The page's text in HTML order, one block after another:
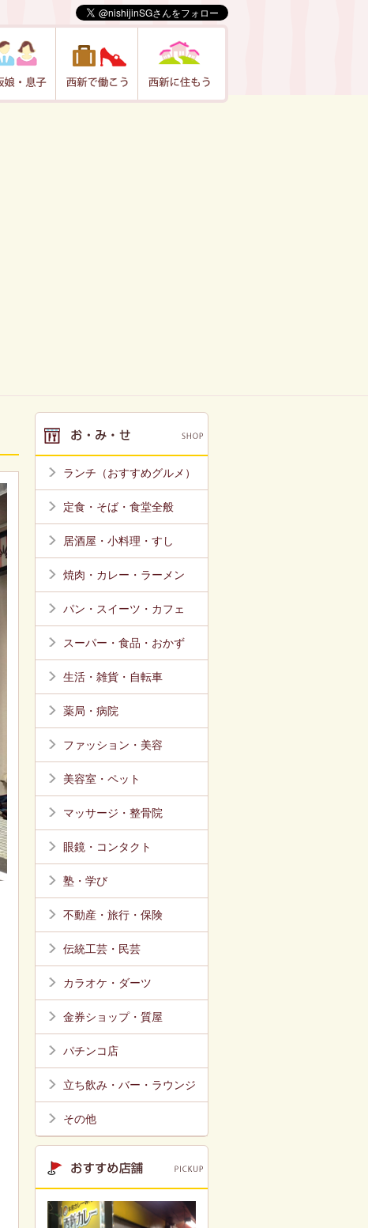
ランチ（おすすめグルメ）
定食・そば・食堂全般
居酒屋・小料理・すし
焼肉・カレー・ラーメン
パン・スイーツ・カフェ
スーパー・食品・おかず
生活・雑貨・自転車
薬局・病院
ファッション・美容
美容室・ペット
マッサージ・整骨院
眼鏡・コンタクト
塾・学び
不動産・旅行・保険
伝統工芸・民芸
カラオケ・ダーツ
金券ショップ・質屋
パチンコ店
立ち飲み・バー・ラウンジ
その他